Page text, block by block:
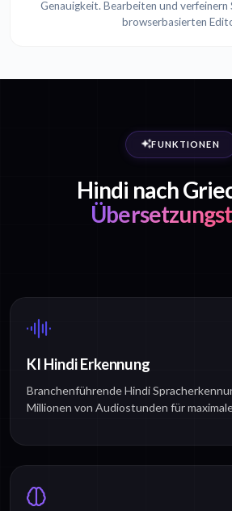
Genauigkeit. Bearbeiten und verfeinern
browserbasierten
FUNKTIONEN
Hindi nach
KI Hindi Erkennung
Branchenführende Hindi
Millionen von Audiostunden für